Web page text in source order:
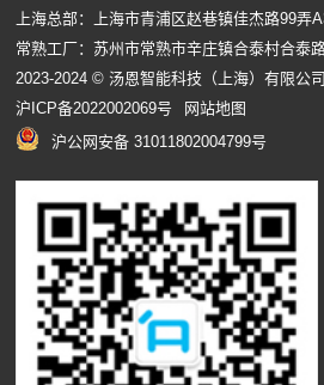
上海总部：上海市青浦区赵巷镇佳杰路99弄
常熟工厂：苏州市常熟市辛庄镇合泰村合泰
2023-2024 © 汤恩智能科技（上海）有限公
沪ICP备2022002069号
网站地图
沪公网安备 31011802004799号